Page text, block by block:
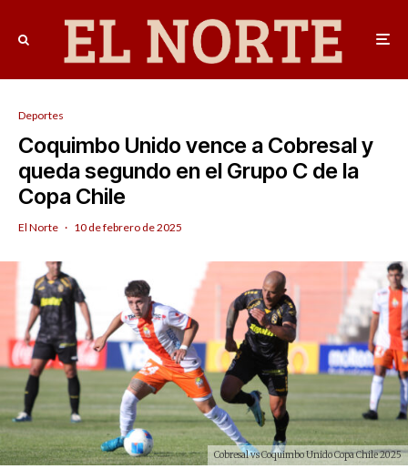
Deportes
Coquimbo Unido vence a Cobresal y
queda segundo en el Grupo C de la
Copa Chile
El Norte · 10 de febrero de 2025
Cobresal vs Coquimbo Unido Copa Chile 2025